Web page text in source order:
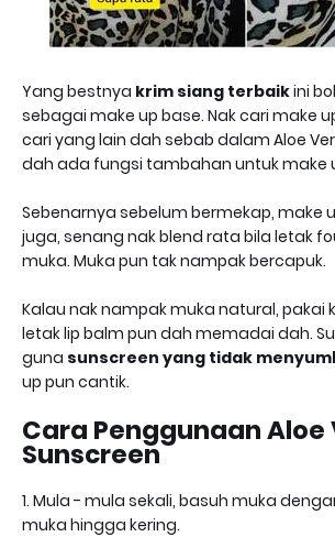
Yang bestnya krim siang terbaikini
sebagai make up base. Nak cari make
cari yang lain dah sebab dalam Aloe
dah ada fungsi tambahan untuk make
Sebenarnya sebelum bermekap, make
juga, senang nak blend rata bila letak
muka. Muka pun tak nampak bercapuk.
Kalau nak nampak muka natural, pakai
letak lip balm pun dah memadai dah.
guna sunscreen yang tidak
up pun cantik.
Cara Penggunaan Aloe
Sunscreen
1. Mula - mula sekali, basuh muka
muka hingga kering.